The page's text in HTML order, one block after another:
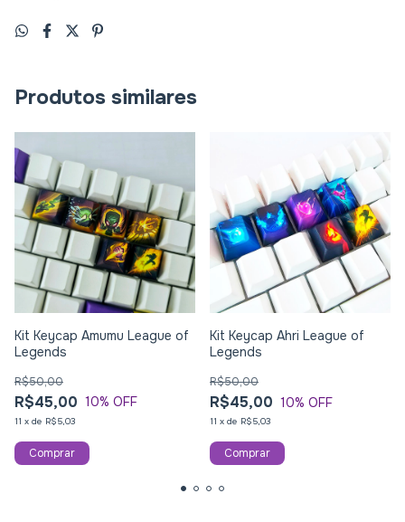
Produtos similares
Kit Keycap Amumu League of
Legends
R$45,00
R$50,00
10% OFF
11 x de R$5,03
Kit Keycap Ahri League of
Legends
R$45,00
R$50,00
10% OFF
11 x de R$5,03